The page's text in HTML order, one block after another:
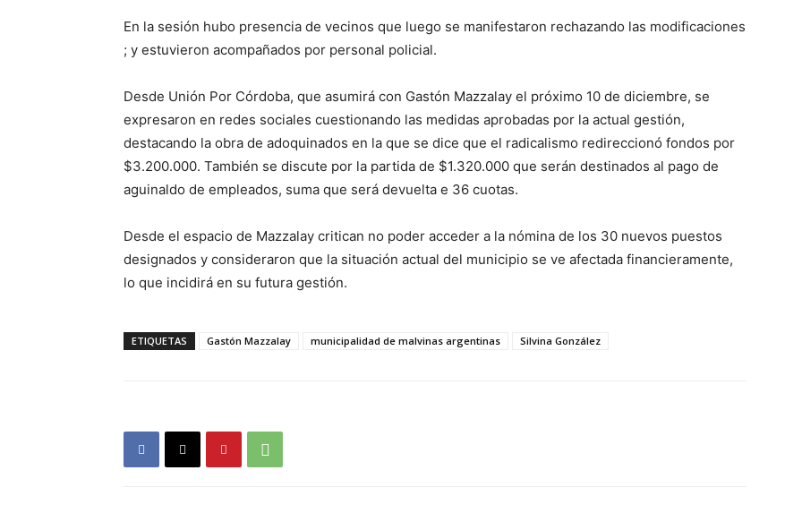
En la sesión hubo presencia de vecinos que luego se manifestaron rechazando las modificaciones
; y estuvieron acompañados por personal policial.
Desde Unión Por Córdoba, que asumirá con Gastón Mazzalay el próximo 10 de diciembre, se
expresaron en redes sociales cuestionando las medidas aprobadas por la actual gestión,
destacando la obra de adoquinados en la que se dice que el radicalismo redireccionó fondos por
$3.200.000. También se discute por la partida de $1.320.000 que serán destinados al pago de
aguinaldo de empleados, suma que será devuelta e 36 cuotas.
Desde el espacio de Mazzalay critican no poder acceder a la nómina de los 30 nuevos puestos
designados y consideraron que la situación actual del municipio se ve afectada financieramente,
lo que incidirá en su futura gestión.
ETIQUETAS Gastón Mazzalay municipalidad de malvinas argentinas Silvina González